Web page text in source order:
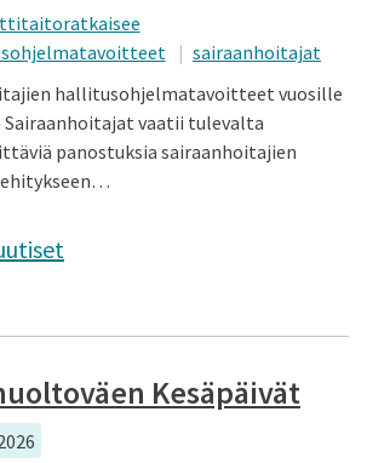
sairaanhoitajat
hallitusohjelmatavoitteet vuosille
Sairaanhoitajat vaatii tulevalta
panostuksia sairaanhoitajien
Kesäpäivät